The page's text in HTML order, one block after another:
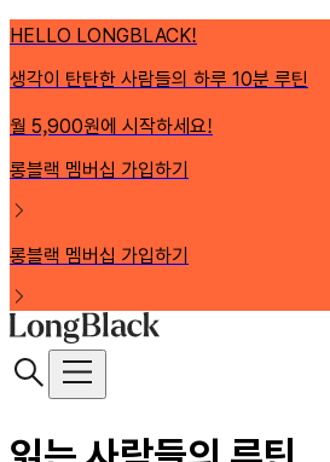
HELLO LONGBLACK!
생각이 탄탄한 사람들의 하루 10분 루틴
월 5,900원에 시작하세요!
롱블랙 멤버십 가입하기
롱블랙 멤버십 가입하기